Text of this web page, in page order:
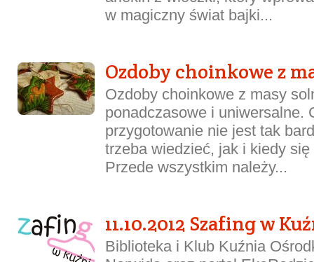
w magiczny świat bajki...
Ozdoby choinkowe z
Ozdoby choinkowe z masy
ponadczasowe i uniwersalne.
przygotowanie nie jest tak
trzeba wiedzieć, jak i kiedy
Przede wszystkim należy...
11.10.2012 Szafing w
Biblioteka i Klub Kuźnia